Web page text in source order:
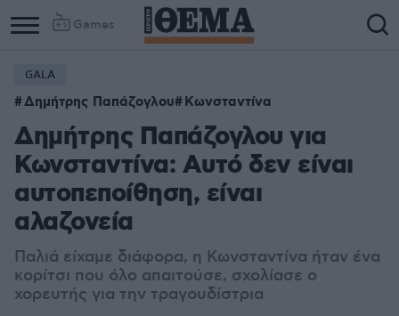
Games
GALA
Δημήτρης Παπάζογλου Κωνσταντίνα
Δημήτρης Παπάζογλου για
Κωνσταντίνα: Αυτό δεν είναι
αυτοπεποίθηση, είναι
αλαζονεία
Παλιά είχαμε διάφορα, η Κωνσταντίνα ήταν ένα
κορίτσι που όλο απαιτούσε, σχολίασε ο
χορευτής για την τραγουδίστρια